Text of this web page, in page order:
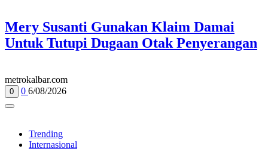
Mery Susanti Gunakan Klaim Damai
Untuk Tutupi Dugaan Otak Penyerangan
metrokalbar.com
0 0 6/08/2026
Trending
Internasional